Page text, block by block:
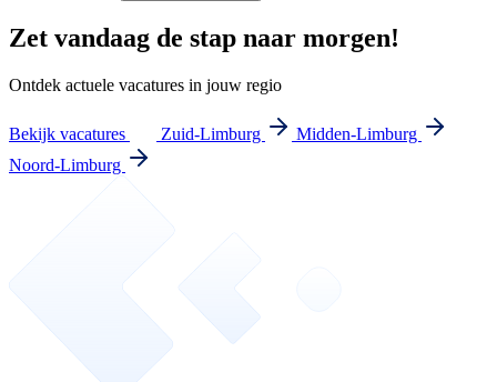
Zet vandaag de stap naar morgen!
Ontdek actuele vacatures in jouw regio
Bekijk vacatures Zuid-Limburg
Midden-Limburg
Noord-Limburg